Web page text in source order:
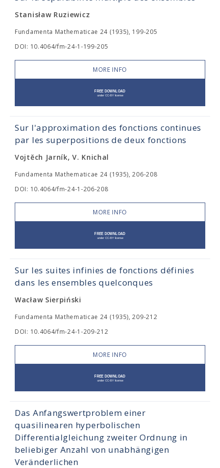
Stanisław Ruziewicz
Fundamenta Mathematicae 24 (1935), 199-205
DOI: 10.4064/fm-24-1-199-205
MORE INFO
Sur l'approximation des fonctions continues
par les superpositions de deux fonctions
Vojtĕch Jarník, V. Knichal
Fundamenta Mathematicae 24 (1935), 206-208
DOI: 10.4064/fm-24-1-206-208
MORE INFO
Sur les suites infinies de fonctions définies
dans les ensembles quelconques
Wacław Sierpiński
Fundamenta Mathematicae 24 (1935), 209-212
DOI: 10.4064/fm-24-1-209-212
MORE INFO
Das Anfangswertproblem einer
quasilinearen hyperbolischen
Differentialgleichung zweiter Ordnung in
beliebiger Anzahl von unabhängigen
Veränderlichen